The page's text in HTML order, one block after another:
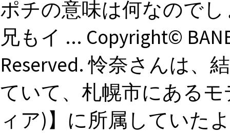
ポチの意味は何なので
兄もイ ... Copyright©
Reserved. 怜奈さんは、
ていて、札幌市にあるモ
ィア)】に所属していた